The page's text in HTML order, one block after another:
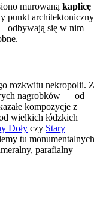
murowaną kaplicę
punkt architektoniczny
odbywają się w nim
rozkwitu nekropolii. Z
nagrobków — od
kompozycje z
wielkich łódzkich
Doły czy Stary
tu monumentalnych
parafialny